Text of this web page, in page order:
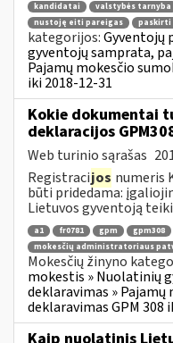
kandidatai valstybės tarnyba
nustoję eiti pareigas
paskirti
kategorijos:Gyventojų
gyventojų samprata,
Pajamų mokesčio
iki 2018-12-31
Kokie dokumentai
deklaracijos
Web turinio sąrašas
Registracijos numeris
būti pridedama:
Lietuvos gyventoją
a1 fr0781 gpm gpm308
mokesčių administratoriaus
Mokesčių žinyno
mokestis » Nuolatinių
deklaravimas »
deklaravimas GPM 308
Kaip nuolatinis